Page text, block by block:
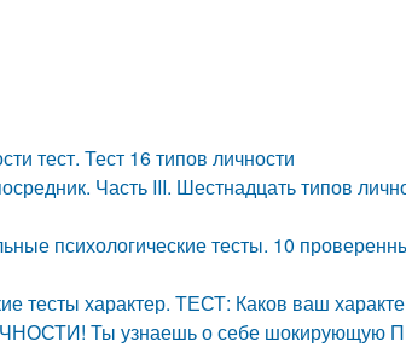
тест. Тест 16 типов личности
Часть III. Шестнадцать типов
психологические тесты. 10
тесты характер. ТЕСТ: Каков ваш
Ты узнаешь о себе шокирующую